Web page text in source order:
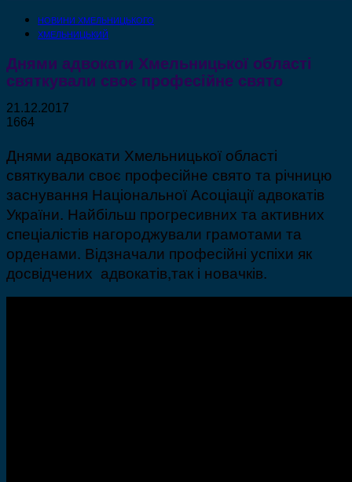
НОВИНИ ХМЕЛЬНИЦЬКОГО
ХМЕЛЬНИЦЬКИЙ
Днями адвокати Хмельницької області
святкували своє професійне свято
21.12.2017
1664
Днями адвокати Хмельницької області
святкували своє професійне свято та річницю
заснування Національної Асоціації адвокатів
України. Найбільш прогресивних та активних
спеціалістів нагороджували грамотами та
орденами. Відзначали професійні успіхи як
досвідчених адвокатів,так і новачків.